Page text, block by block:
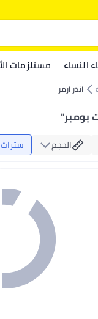
النساء مستلزمات
اندر ارمر
بومبر"
الحجم